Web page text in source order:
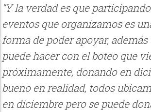
“Y la verdad es que
eventos que organizamos es
forma de poder apoyar, además
puede hacer con el boteo que
próximamente, donando en
bueno en realidad, todos
en diciembre pero se puede